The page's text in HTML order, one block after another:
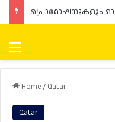
Menu
Home/ Qatar
Qatar